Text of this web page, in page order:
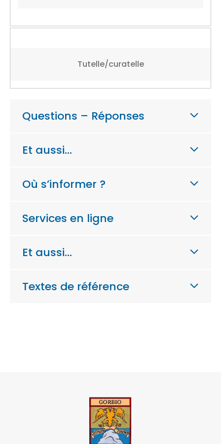
Tutelle/curatelle
Questions – Réponses
Et aussi…
Où s’informer ?
Services en ligne
Et aussi…
Textes de référence